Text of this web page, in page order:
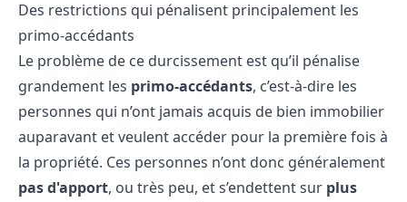
Des restrictions qui pénalisent principalement les
primo-accédants
Le problème de ce durcissement est qu’il pénalise
grandement les primo-accédants, c’est-à-dire les
personnes qui n’ont jamais acquis de bien immobilier
auparavant et veulent accéder pour la première fois à
la propriété. Ces personnes n’ont donc généralement
pas d'apport, ou très peu, et s’endettent sur plus